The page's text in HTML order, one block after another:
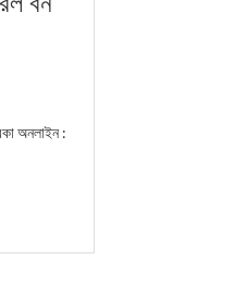
অনলাইন :